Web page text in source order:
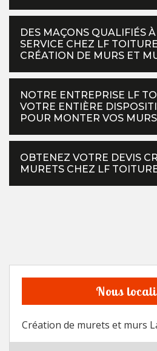
DES MAÇONS QUALIFIÉS
SERVICE CHEZ LF
CRÉATION DE MURS ET
NOTRE ENTREPRISE LF
VOTRE ENTIÈRE
POUR MONTER VOS
OBTENEZ VOTRE DEVIS
MURETS CHEZ LF
Nous
Création de murets et murs